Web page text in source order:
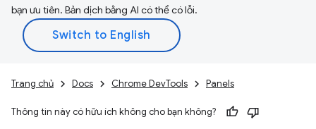
bạn ưu tiên. Bản dịch bằng AI có thể có lỗi.
Trang chủ Docs Chrome DevTools Panels
Thông tin này có hữu ích không cho bạn không?